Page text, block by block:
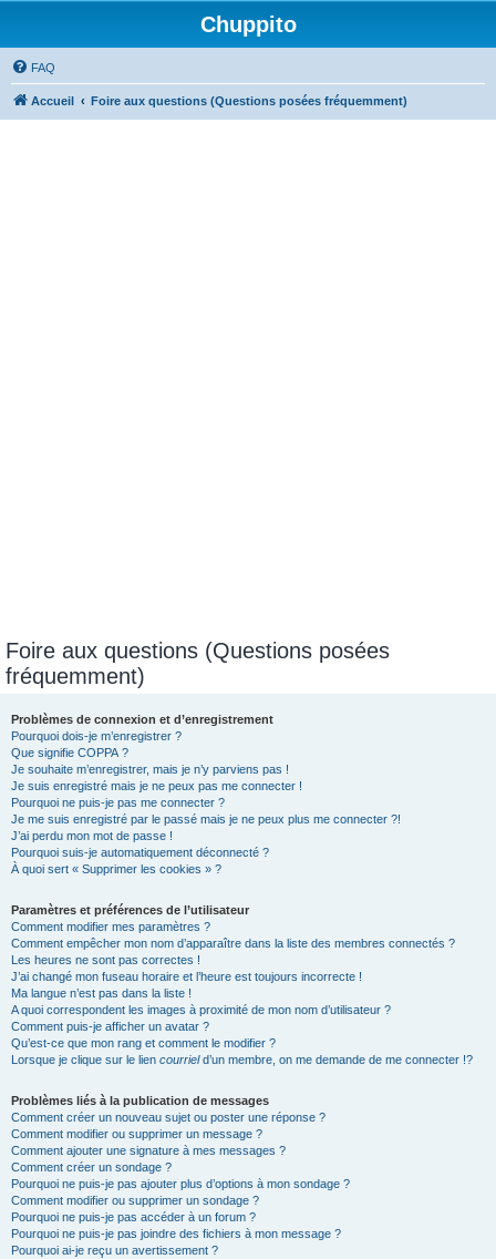
Chuppito
FAQ
Accueil Foire aux questions (Questions posées fréquemment)
Foire aux questions (Questions posées
fréquemment)
Problèmes de connexion et d’enregistrement
Pourquoi dois-je m’enregistrer ?
Que signifie COPPA ?
Je souhaite m’enregistrer, mais je n’y parviens pas !
Je suis enregistré mais je ne peux pas me connecter !
Pourquoi ne puis-je pas me connecter ?
Je me suis enregistré par le passé mais je ne peux plus me connecter ?!
J’ai perdu mon mot de passe !
Pourquoi suis-je automatiquement déconnecté ?
À quoi sert « Supprimer les cookies » ?
Paramètres et préférences de l’utilisateur
Comment modifier mes paramètres ?
Comment empêcher mon nom d’apparaître dans la liste des membres connectés ?
Les heures ne sont pas correctes !
J’ai changé mon fuseau horaire et l’heure est toujours incorrecte !
Ma langue n’est pas dans la liste !
A quoi correspondent les images à proximité de mon nom d’utilisateur ?
Comment puis-je afficher un avatar ?
Qu’est-ce que mon rang et comment le modifier ?
Lorsque je clique sur le lien courrield’un membre, on me demande de me connecter !?
Problèmes liés à la publication de messages
Comment créer un nouveau sujet ou poster une réponse ?
Comment modifier ou supprimer un message ?
Comment ajouter une signature à mes messages ?
Comment créer un sondage ?
Pourquoi ne puis-je pas ajouter plus d’options à mon sondage ?
Comment modifier ou supprimer un sondage ?
Pourquoi ne puis-je pas accéder à un forum ?
Pourquoi ne puis-je pas joindre des fichiers à mon message ?
Pourquoi ai-je reçu un avertissement ?